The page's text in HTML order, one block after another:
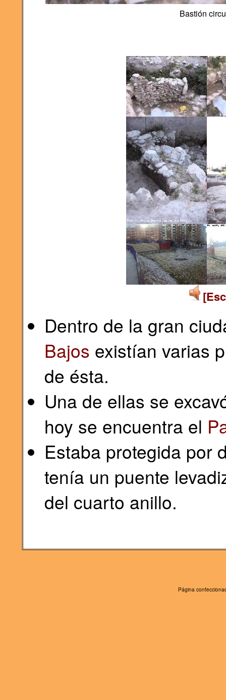
Bastión
Dentro de la gran
Bajos existían varias
de ésta.
Una de ellas se
hoy se encuentra el
Estaba protegida por
tenía un puente
del cuarto anillo.
Página